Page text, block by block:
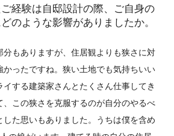
経験は自邸設計の際、ご自身の
のような影響がありましたか。
分もありますが、住居観よりも狭さに対
かったですね。狭い土地でも気持ちいい
する建築家さんとたくさん仕事してき
、この狭さを克服するのが自分のやるべ
した思いもありました。うちは僕を含め